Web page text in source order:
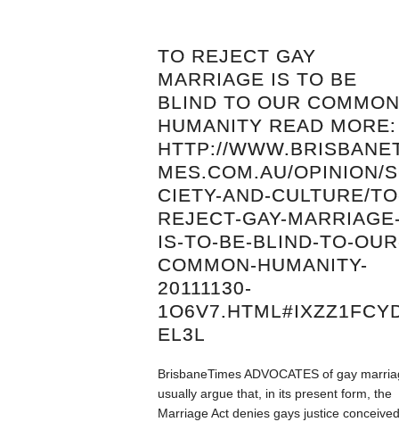
TO REJECT GAY
MARRIAGE IS TO BE
BLIND TO OUR COMMON
HUMANITY READ MORE:
HTTP://
MES.COM.AU/OPINION/
CIETY-AND-CULTURE/
REJECT-GAY-MARRIAGE-
IS-TO-BE-BLIND-TO-
COMMON-HUMANITY-
20111130-
EL3L
BrisbaneTimes ADVOCATES of gay
usually argue that, in its present form, the
Marriage Act denies gays justice